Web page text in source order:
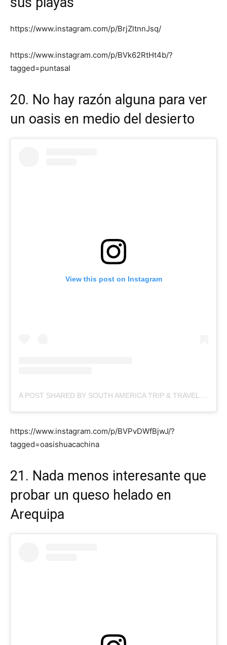
https://www.instagram.com/p/BrjZltnnJsq/
https://www.instagram.com/p/BVk62RtHt4b/?
tagged=puntasal
20. No hay razón alguna para ver
un oasis en medio del desierto
View this post on Instagram
A POST SHARED BY SOUTH AMERICA TRIP & TRAVEL (@AMERICADOSULTRIP)
https://www.instagram.com/p/BVPvDWfBjwJ/?
tagged=oasishuacachina
21. Nada menos interesante que
probar un queso helado en
Arequipa